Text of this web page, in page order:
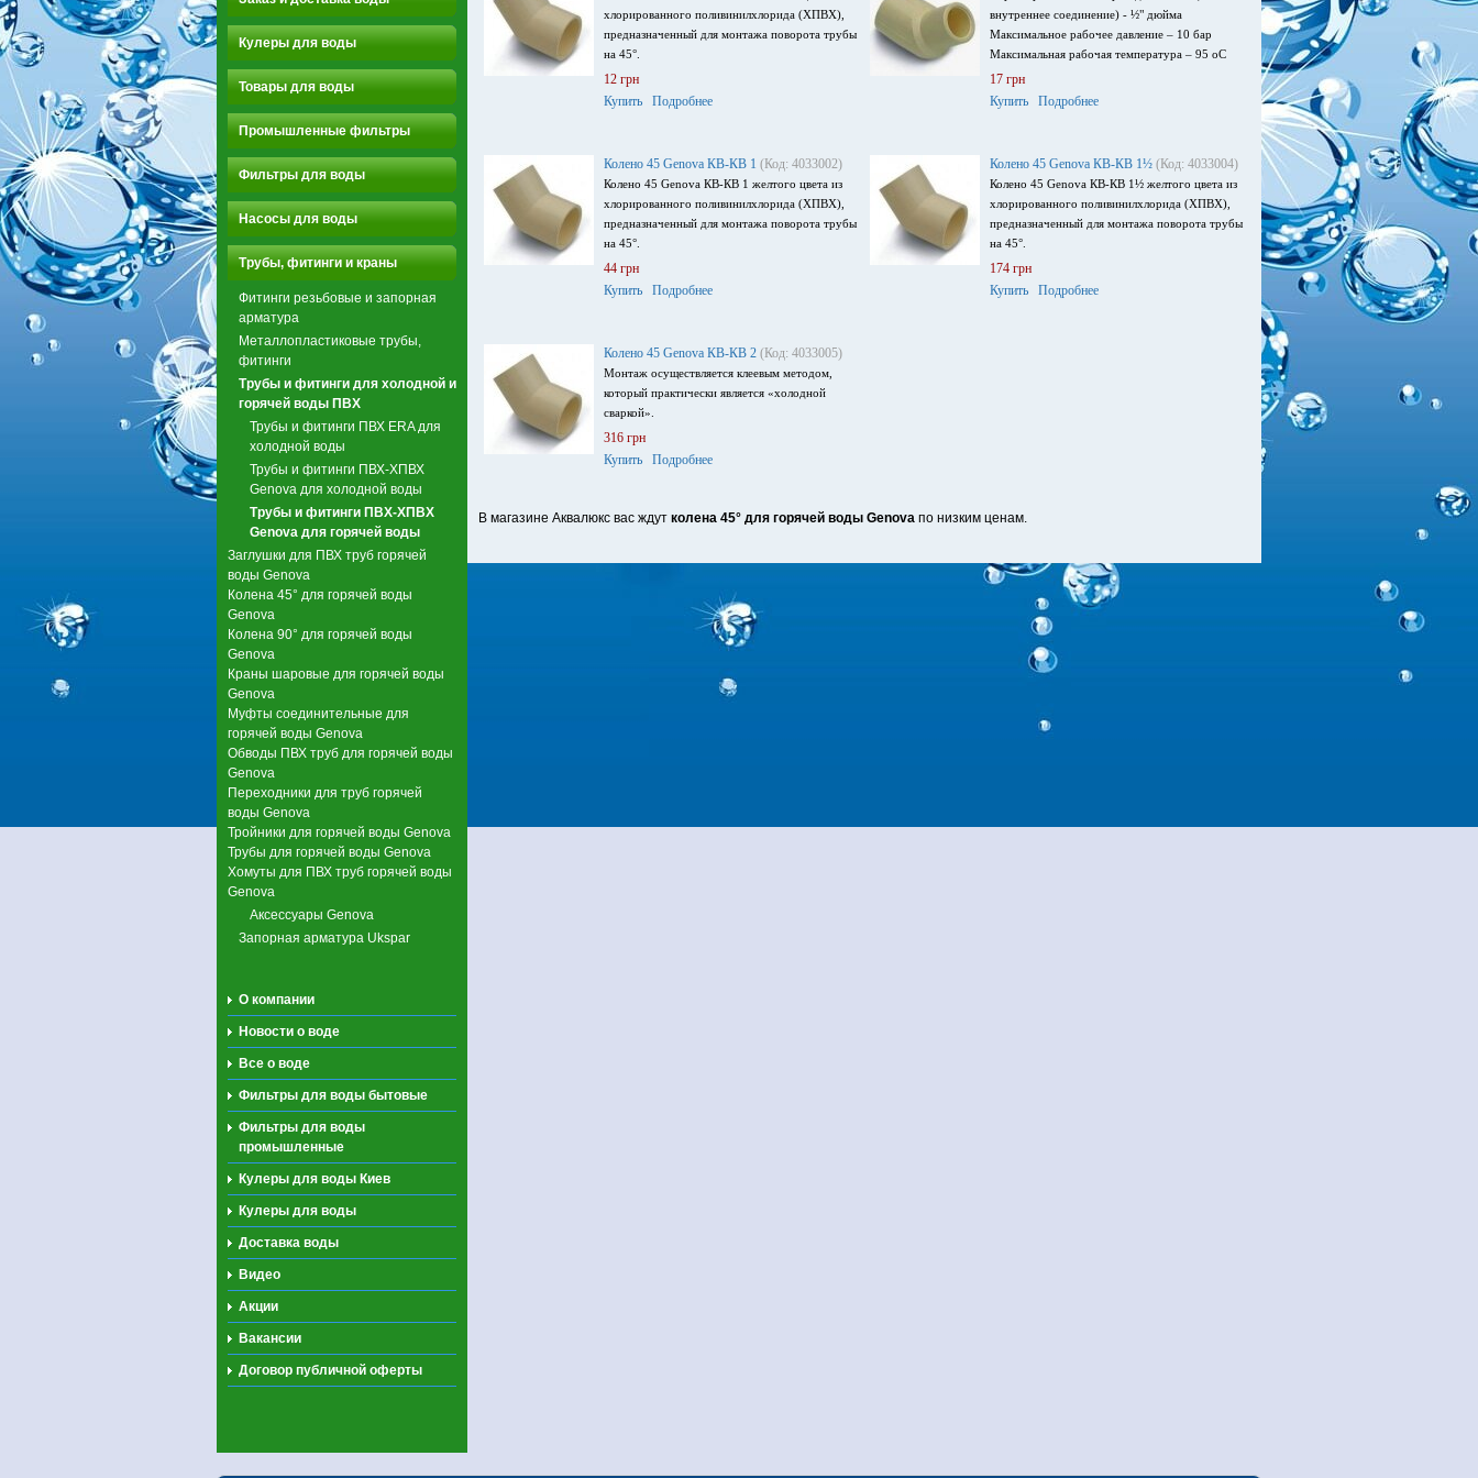
Кулеры для воды
Товары для воды
Промышленные фильтры
Фильтры для воды
Насосы для воды
Трубы, фитинги и краны
Фитинги резьбовые и запорная
арматура
Металлопластиковые трубы,
фитинги
Трубы и фитинги для холодной и
горячей воды ПВХ
Трубы и фитинги ПВХ ERA для
холодной воды
Трубы и фитинги ПВХ-ХПВХ
Genova для холодной воды
Трубы и фитинги ПВХ-ХПВХ
Genova для горячей воды
Заглушки для ПВХ труб горячей
воды Genova
Колена 45° для горячей воды
Genova
Колена 90° для горячей воды
Genova
Краны шаровые для горячей воды
Genova
Муфты соединительные для
горячей воды Genova
Обводы ПВХ труб для горячей воды
Genova
Переходники для труб горячей
воды Genova
Тройники для горячей воды Genova
Трубы для горячей воды Genova
Хомуты для ПВХ труб горячей воды
Genova
Аксессуары Genova
Запорная арматура Ukspar
О компании
Новости о воде
Все о воде
Фильтры для воды бытовые
Фильтры для воды
промышленные
Кулеры для воды Киев
Кулеры для воды
Доставка воды
Видео
Акции
Вакансии
Договор публичной оферты
хлорированного поливинилхлорида (ХПВХ),
предназначенный для монтажа поворота трубы
на 45°.
12 грн
Купить
Подробнее
внутреннее соединение) - ½" дюйма
Максимальное рабочее давление – 10 бар
Максимальная рабочая температура – 95 оС
17 грн
Купить
Подробнее
Колено 45 Genova КВ-КВ 1 (Код: 4033002)
Колено 45 Genova КВ-КВ 1 желтого цвета из
хлорированного поливинилхлорида (ХПВХ),
предназначенный для монтажа поворота трубы
на 45°.
44 грн
Купить
Подробнее
Колено 45 Genova КВ-КВ 1½ (Код: 4033004)
Колено 45 Genova КВ-КВ 1½ желтого цвета из
хлорированного поливинилхлорида (ХПВХ),
предназначенный для монтажа поворота трубы
на 45°.
174 грн
Купить
Подробнее
Колено 45 Genova КВ-КВ 2 (Код: 4033005)
Монтаж осуществляется клеевым методом,
который практически является «холодной
сваркой».
316 грн
Купить
Подробнее
В магазине Аквалюкс вас ждут колена 45° для горячей воды Genova по низким ценам.